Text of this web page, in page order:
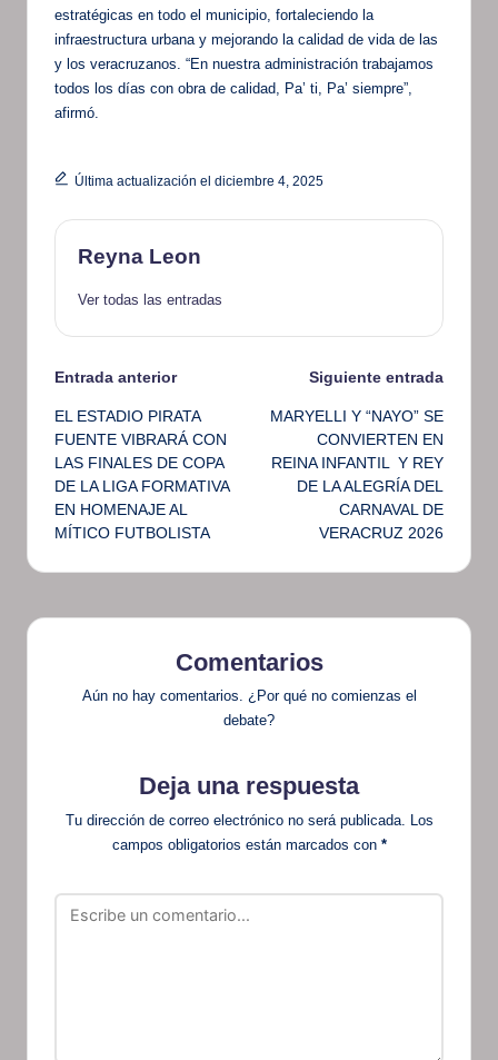
estratégicas en todo el municipio, fortaleciendo la
infraestructura urbana y mejorando la calidad de vida de las
y los veracruzanos. “En nuestra administración trabajamos
todos los días con obra de calidad, Pa’ ti, Pa’ siempre”,
afirmó.
Última actualización el diciembre 4, 2025
Reyna Leon
Ver todas las entradas
Navegación
de
entradas
Entrada anterior
EL ESTADIO PIRATA
FUENTE VIBRARÁ CON
LAS FINALES DE COPA
DE LA LIGA FORMATIVA
EN HOMENAJE AL
MÍTICO FUTBOLISTA
Siguiente entrada
MARYELLI Y “NAYO” SE
CONVIERTEN EN
REINA INFANTIL Y REY
DE LA ALEGRÍA DEL
CARNAVAL DE
VERACRUZ 2026
Comentarios
Aún no hay comentarios. ¿Por qué no comienzas el
debate?
Deja una respuesta
Tu dirección de correo electrónico no será publicada. Los
campos obligatorios están marcados con *